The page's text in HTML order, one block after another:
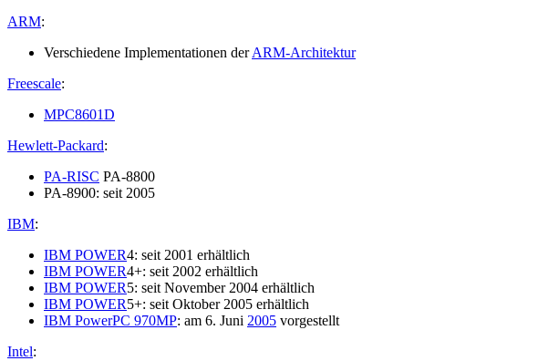
ARM:
Verschiedene Implementationen derARM-Architektur
Freescale:
MPC8601D
Hewlett-Packard:
PA-RISC PA-8800
PA-8900: seit 2005
IBM:
IBM POWER4: seit 2001 erhältlich
IBM POWER4+: seit 2002 erhältlich
IBM POWER5: seit November 2004 erhältlich
IBM POWER5+: seit Oktober 2005 erhältlich
IBM PowerPC 970MP: am 6. Juni 2005 vorgestellt
Intel: